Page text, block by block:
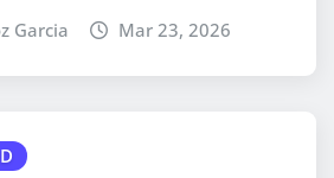
Garcia Mar 23, 2026